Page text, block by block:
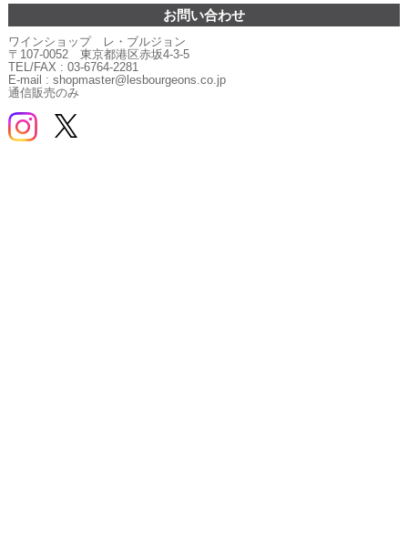
お問い合わせ
ワインショップ レ・ブルジョン
〒107-0052 東京都港区赤坂4-3-5
TEL/FAX : 03-6764-2281
E-mail : shopmaster@lesbourgeons.co.jp
通信販売のみ